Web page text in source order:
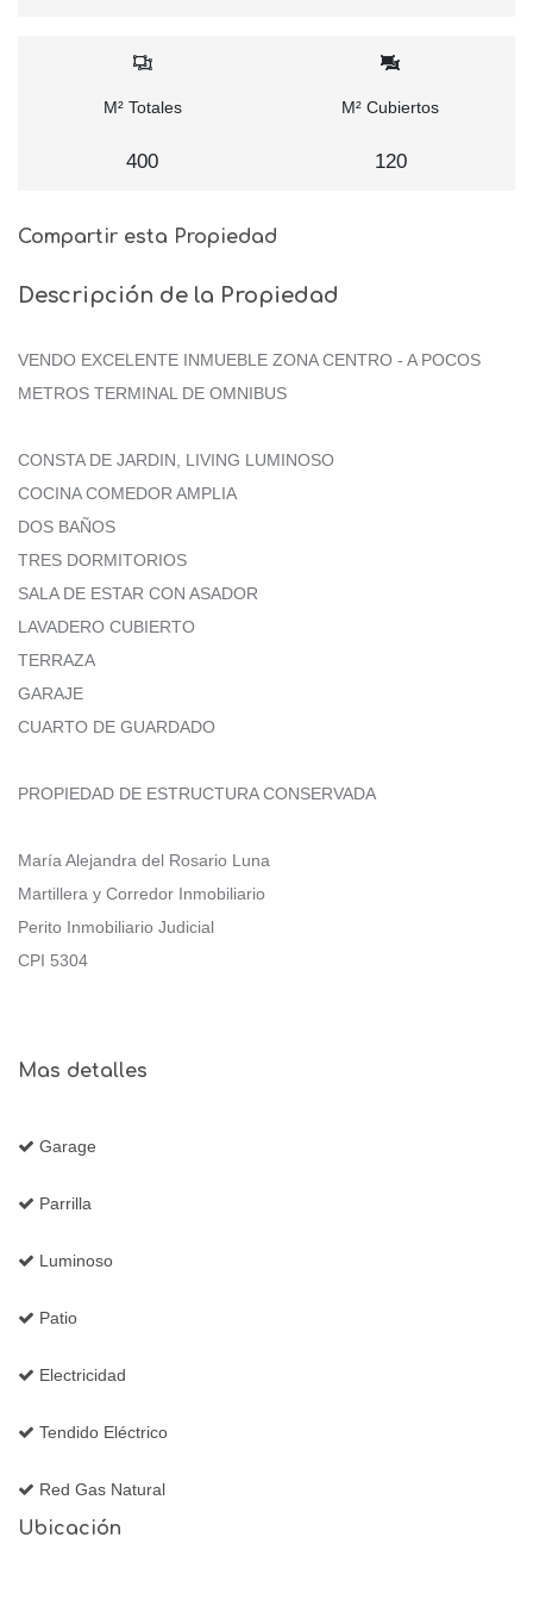
M² Totales
400
M² Cubiertos
120
Compartir esta Propiedad
Descripción de la Propiedad
VENDO EXCELENTE INMUEBLE ZONA CENTRO - A POCOS
METROS TERMINAL DE OMNIBUS
CONSTA DE JARDIN, LIVING LUMINOSO
COCINA COMEDOR AMPLIA
DOS BAÑOS
TRES DORMITORIOS
SALA DE ESTAR CON ASADOR
LAVADERO CUBIERTO
TERRAZA
GARAJE
CUARTO DE GUARDADO
PROPIEDAD DE ESTRUCTURA CONSERVADA
María Alejandra del Rosario Luna
Martillera y Corredor Inmobiliario
Perito Inmobiliario Judicial
CPI 5304
Mas detalles
Garage
Parrilla
Luminoso
Patio
Electricidad
Tendido Eléctrico
Red Gas Natural
Ubicación